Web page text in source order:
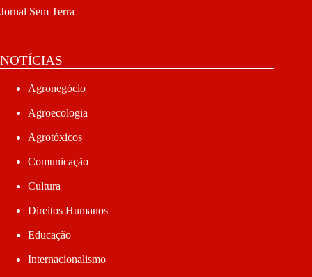
Jornal Sem Terra
NOTÍCIAS
Agronegócio
Agroecologia
Agrotóxicos
Comunicação
Cultura
Direitos Humanos
Educação
Internacionalismo